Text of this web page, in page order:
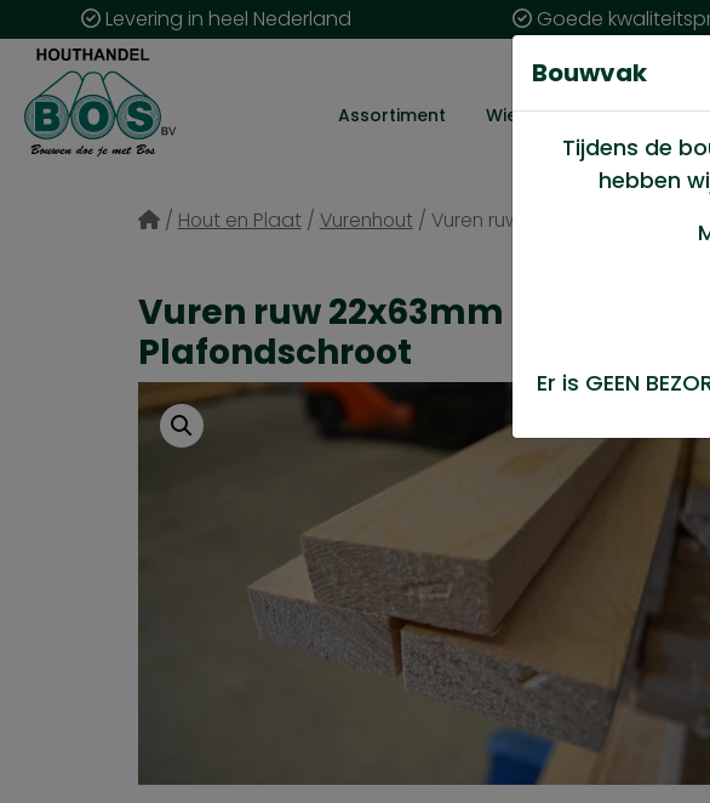
Levering in heel Nederland Goede
Assortiment Wie zijn wij?
/ Hout en Plaat / Vurenhout / Vuren ruw 22x63mm
Vuren ruw 22x63mm
Plafondschroot
Bouwvak
Tijdens de
hebben
Er is GEEN